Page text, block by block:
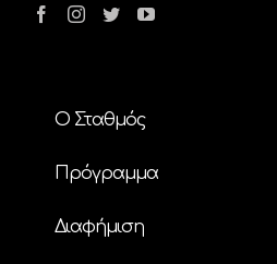
Ο Σταθμός
Πρόγραμμα
Διαφήμιση